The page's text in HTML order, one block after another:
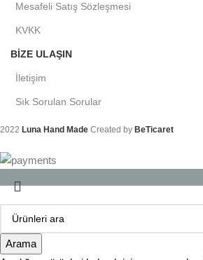
Mesafeli Satış Sözleşmesi
KVKK
BIZE ULAŞIN
İletişim
Sık Sorulan Sorular
2022 Luna Hand Made Created by BeTicaret
Arama